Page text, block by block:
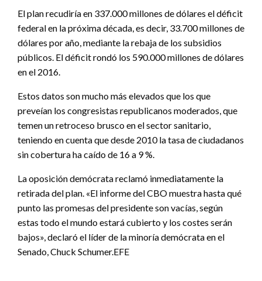
El plan recudiría en 337.000 millones de dólares el déficit
federal en la próxima década, es decir, 33.700 millones de
dólares por año, mediante la rebaja de los subsidios
públicos. El déficit rondó los 590.000 millones de dólares
en el 2016.
Estos datos son mucho más elevados que los que
preveían los congresistas republicanos moderados, que
temen un retroceso brusco en el sector sanitario,
teniendo en cuenta que desde 2010 la tasa de ciudadanos
sin cobertura ha caído de 16 a 9 %.
La oposición demócrata reclamó inmediatamente la
retirada del plan. «El informe del CBO muestra hasta qué
punto las promesas del presidente son vacías, según
estas todo el mundo estará cubierto y los costes serán
bajos», declaró el líder de la minoría demócrata en el
Senado, Chuck Schumer.EFE